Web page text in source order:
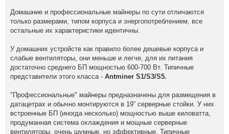
Домашние и профессиональные майнеры по сути отличаются
только размерами, типом корпуса и энергопотреблением, все
остальные их характеристики идентичны.
У домашних устройств как правило более дешевые корпуса и
слабые вентиляторы, они меньше и легче, для их питания
достаточно среднего БП мощностью 600-700 Вт. Типичные
представители этого класса - Antminer S1/S3/S5.
"Профессиональные" майнеры предназначены для размещения в
датацетрах и обычно монтируются в 19” серверные стойки. У них
встроенные БП (иногда несколько) мощностью выше киловатта,
продуманная система охлаждения и мощные серверные
вентиляторы, очень шумные, но эффективные. Типичные